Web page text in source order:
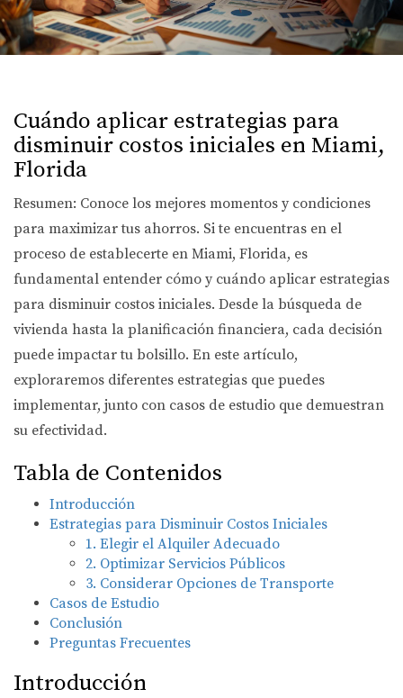
Cuándo aplicar estrategias para
disminuir costos iniciales en Miami,
Florida
Resumen: Conoce los mejores momentos y condiciones
para maximizar tus ahorros. Si te encuentras en el
proceso de establecerte en Miami, Florida, es
fundamental entender cómo y cuándo aplicar estrategias
para disminuir costos iniciales. Desde la búsqueda de
vivienda hasta la planificación financiera, cada decisión
puede impactar tu bolsillo. En este artículo,
exploraremos diferentes estrategias que puedes
implementar, junto con casos de estudio que demuestran
su efectividad.
Tabla de Contenidos
Introducción
Estrategias para Disminuir Costos Iniciales
1. Elegir el Alquiler Adecuado
2. Optimizar Servicios Públicos
3. Considerar Opciones de Transporte
Casos de Estudio
Conclusión
Preguntas Frecuentes
Introducción